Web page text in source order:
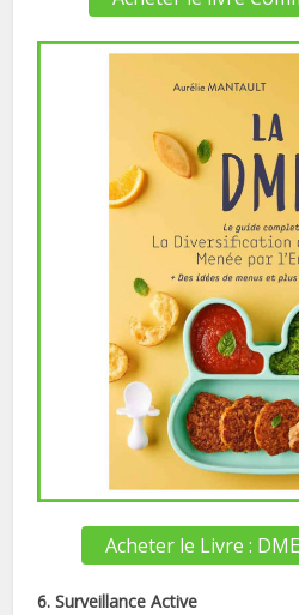
Acheter le Livre :
6. Surveillance Active